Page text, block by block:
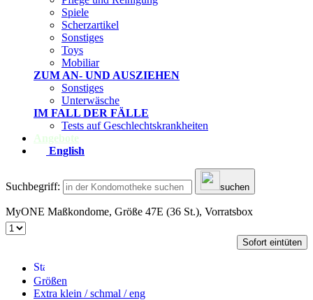
Spiele
Scherzartikel
Sonstiges
Toys
Mobiliar
ZUM AN- UND AUSZIEHEN
Sonstiges
Unterwäsche
IM FALL DER FÄLLE
Tests auf Geschlechtskrankheiten
Angebote
English
Suchbegriff: suchen
MyONE Maßkondome, Größe 47E (36 St.), Vorratsbox
Sofort eintüten
Größen
Extra klein / schmal / eng